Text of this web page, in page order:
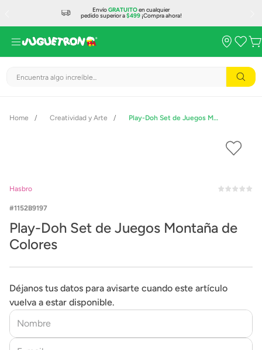
EnvíoGRATUITOen cualquier
pedido superior a$499¡Compra ahora!
Encuentra algo increíble...
Creatividad y Arte Play-Doh Set de Juegos Montaña de Colores
Hasbro
1152B9197
Play-Doh Set de Juegos Montaña de
Colores
Déjanos tus datos para avisarte cuando este artículo
vuelva a estar disponible.